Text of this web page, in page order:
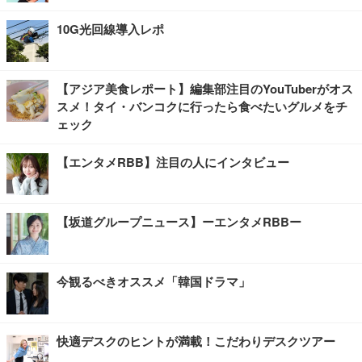
10G光回線導入レポ
【アジア美食レポート】編集部注目のYouTuberがオス
スメ！タイ・バンコクに行ったら食べたいグルメをチ
ェック
【エンタメRBB】注目の人にインタビュー
【坂道グループニュース】ーエンタメRBBー
今観るべきオススメ「韓国ドラマ」
快適デスクのヒントが満載！こだわりデスクツアー